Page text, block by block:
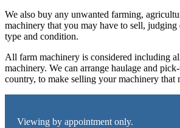
We also buy any unwanted farming,
machinery that you may have to sell, judging
type and condition.
All farm machinery is considered including
machinery. We can arrange haulage and
country, to make selling your machinery that
Viewing by appointment only.